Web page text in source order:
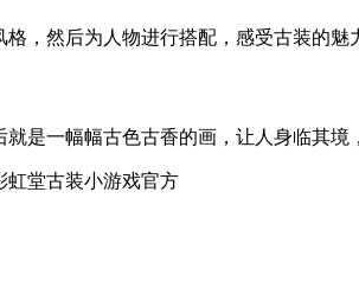
，然后为人物进行搭配，感受古装的魅
是一幅幅古色古香的画，让人身临其境